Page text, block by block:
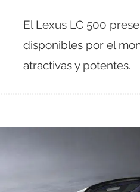
El Lexus LC 500
disponibles por el
atractivas y potentes.